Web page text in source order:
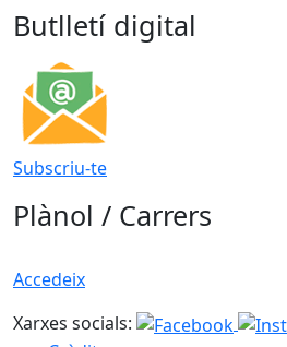
Butlletí digital
Subscriu-te
Plànol / Carrers
Accedeix
Xarxes socials: